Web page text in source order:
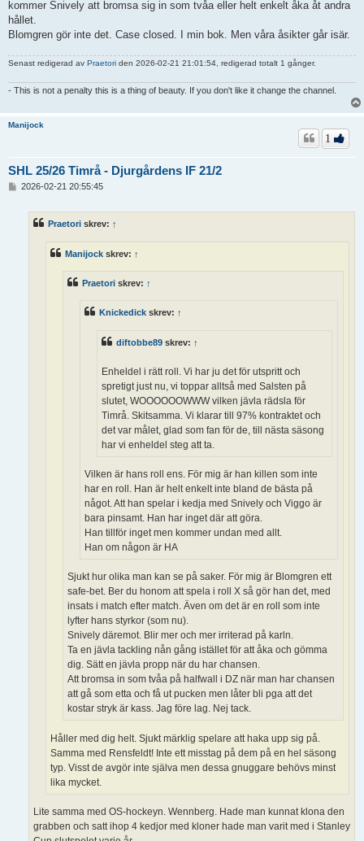
kommer Snively att bromsa sig in som tvåa eller helt enkelt åka åt andra
hållet.
Blomgren gör inte det. Case closed. I min bok. Men våra åsikter går isär.
Senast redigerad av Praetori den 2026-02-21 21:01:54, redigerad totalt 1 gånger.
- This is not a penalty this is a thing of beauty. If you don't like it change the channel.
Manijock
SHL 25/26 Timrå - Djurgårdens IF 21/2
1
2026-02-21 20:55:45
Praetori skrev: ↑
Manijock skrev: ↑
Praetori skrev: ↑
Knickedick skrev: ↑
diftobbe89 skrev: ↑
Enheldel i rätt roll. Vi har ju det för utspritt och
spretigt just nu, vi toppar alltså med Salsten på
slutet, WOOOOOOWWW vilken jävla rädsla för
Timrå. Skitsamma. Vi klarar till 97% kontraktet och
det var målet, glad som fan för de, till nästa säsong
har vi enheldel steg att ta.
Vilken är hans roll ens. För mig är han killen som inte
har en roll. Han är helt enkelt inte bland de bästa på
något. Att han spelar i kedja med Snively och Viggo är
bara pinsamt. Han har inget där att göra.
Han tillför inget men kommer undan med allt.
Han om någon är HA
Sjukt hur olika man kan se på saker. För mig är Blomgren ett
safe-bet. Ber du honom att spela i roll X så gör han det, med
insats i match efter match. Även om det är en roll som inte
lyfter hans styrkor (som nu).
Snively däremot. Blir mer och mer irriterad på karln.
Ta en jävla tackling nån gång istället för att åka och gömma
dig. Sätt en jävla propp när du har chansen.
Att bromsa in som tvåa på halfwall i DZ när man har chansen
att gå som etta och få ut pucken men låter bli pga att det
kostar stryk är kass. Jag före lag. Nej tack.
Håller med dig helt. Sjukt märklig spelare att haka upp sig på.
Samma med Rensfeldt! Inte ett misstag på dem på en hel säsong
typ. Visst de avgör inte själva men dessa gnuggare behövs minst
lika mycket.
Lite samma med OS-hockeyn. Wennberg. Hade man kunnat klona den
grabben och satt ihop 4 kedjor med kloner hade man varit med i Stanley